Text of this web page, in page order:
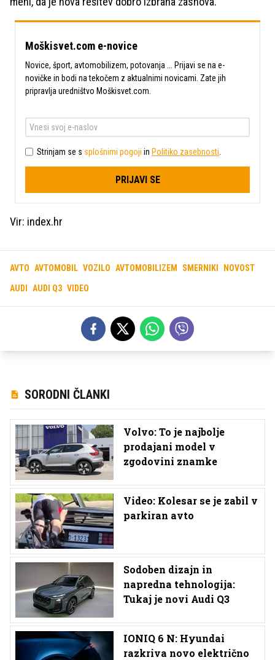
Moškisvet.com e-novice
Novice, šport, avtomobilizem, potovanja ... Prijavi se na e-
novičke in bodi na tekočem z aktualnimi novicami. Zate jih
pripravlja uredništvo Moškisvet.com.
Strinjam se s splošnimi pogoji in Politiko zasebnosti
PRIJAVI SE
Vir: index.hr
AVTO AVTOMOBIL VOZILO AVTOMOBILIZEM SMERNIKI NOVOST
AUDI AUDI Q3 VIDEO
SORODNI ČLANKI
Volvo: To je najbolje
prodajani model v
zgodovini znamke
Video: Kolesar se je zabil v
parkiran avto
Sodoben dizajn in
napredna tehnologija:
Tukaj je novi Audi Q3
IONIQ 6 N: Hyundai
razkriva novo električno